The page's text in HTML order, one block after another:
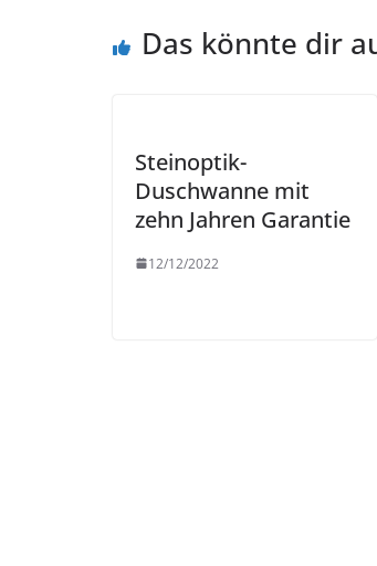
Das könnte dir
Steinoptik-
Duschwanne mit
zehn Jahren Garantie
12/12/2022